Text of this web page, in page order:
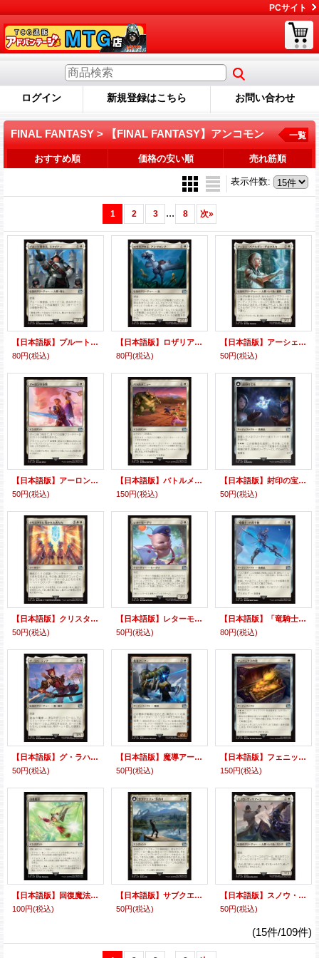
PCサイト
ログイン 新規登録はこちら お問い合わせ
FINAL FANTASY > 【FINAL FANTASY】アンコモン 一覧
おすすめ順 価格の安い順 売れ筋順
表示件数:
1 2 3 ... 8 次»
【日本語版】プルート隊隊長、スタイナー/Adelbert Steiner
80円(税込)
【日本語版】ロザリアの心、アンブロシア/Ambrosia Whiteheart
80円(税込)
【日本語版】アーシェ・バナルガン・ダルマスカ/Ashe, Princess of Dalmasca
50円(税込)
【日本語版】アーロンの鼓舞/Auron's Inspiration
50円(税込)
【日本語版】バトルメニュー/Battle Menu
150円(税込)
【日本語版】封印の宝珠/召喚：アレクサンダー/Crystal Fragments/Summon: Alexander
50円(税込)
【日本語版】クリスタルに導かれた者たち/The Crystal's Chosen
50円(税込)
【日本語版】レターモーグリ/Delivery Moogle
50円(税込)
【日本語版】「竜騎士」の両手槍/Dragoon's Lance
80円(税込)
【日本語版】グ・ラハ・ティア/G'raha Tia
50円(税込)
【日本語版】魔導アーマー/Magitek Armor
50円(税込)
【日本語版】フェニックスの尾/Phoenix Down
150円(税込)
【日本語版】回復魔法/Restoration Magic
100円(税込)
【日本語版】サブクエスト：魚釣り/束の間の安息所/Sidequest: Catch a Fish/Cooking Campsite
50円(税込)
【日本語版】スノウ・ヴィリアース/Snow Villiers
50円(税込)
(15件/109件)